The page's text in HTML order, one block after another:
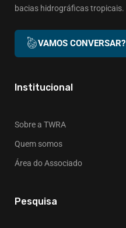
bacias hidrográficas tropicais.
VAMOS CONVERSAR?
Institucional
Sobre a TWRA
Quem somos
Área do Associado
Pesquisa